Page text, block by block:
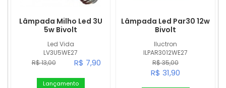
Led Vida
LV3U5WE27
Lâmpada Milho Led 3U
5w Bivolt
R$ 13,00 R$ 7,90
Lançamento
Iluctron
ILPAR3012WE27
Lâmpada Led Par30 12w
Bivolt
R$ 35,00
R$ 31,90